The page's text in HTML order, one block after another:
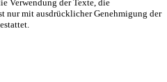
Verwendung der Texte, die
mit ausdrücklicher Genehmigung der